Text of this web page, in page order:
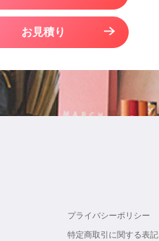
お見積り
プライバシーポリシー
特定商取引に関する表記